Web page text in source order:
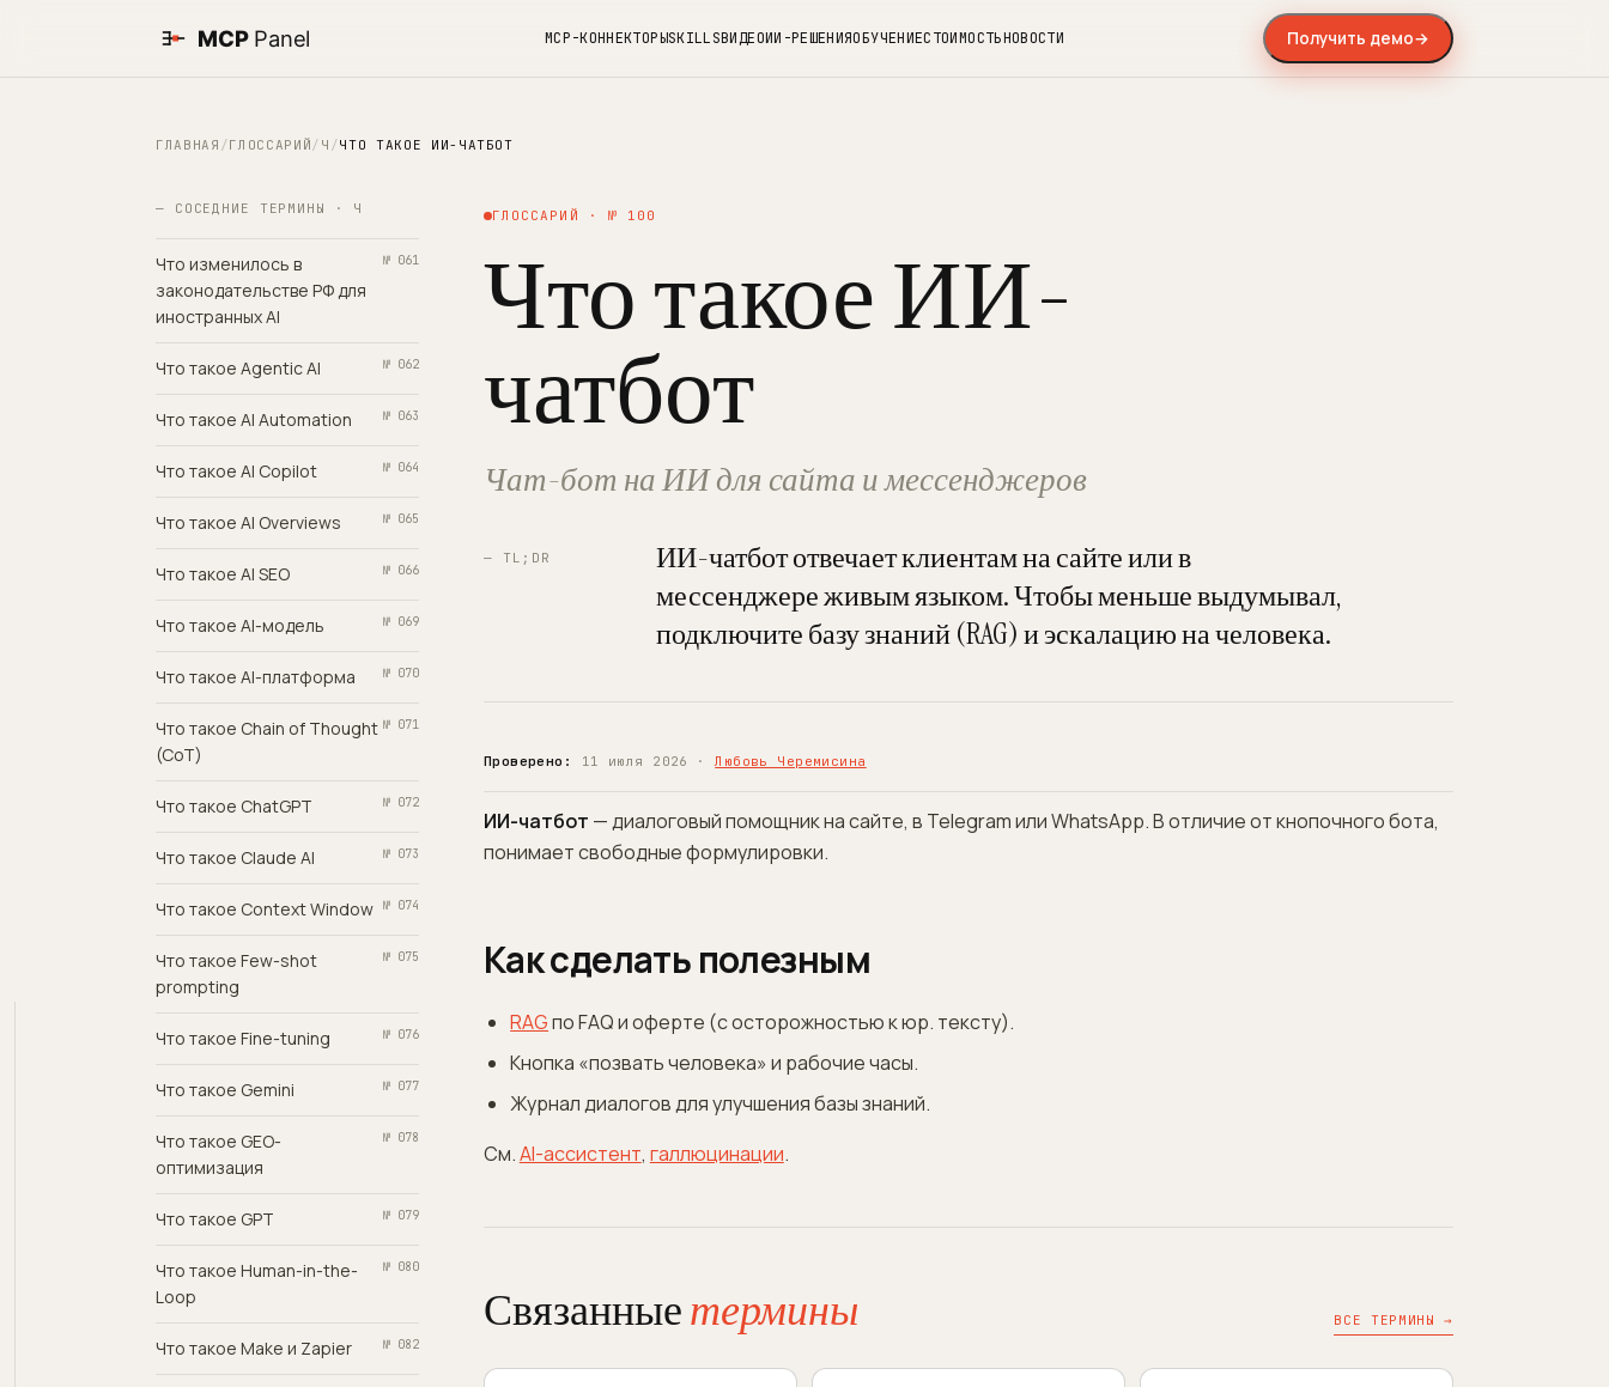
MCP-КОННЕКТОРЫSKILLSВИДЕОИИ-РЕШЕНИЯОБУЧЕНИЕСТОИМОСТЬНОВОСТИ Получить демо→
ГЛАВНАЯ /ГЛОССАРИЙ/ Ч /ЧТО ТАКОЕ ИИ-ЧАТБОТ
— СОСЕДНИЕ ТЕРМИНЫ · Ч
Что изменилось в
законодательстве РФ для
иностранных AI
№ 061
Что такое Agentic AI № 062
Что такое AI Automation № 063
Что такое AI Copilot № 064
Что такое AI Overviews № 065
Что такое AI SEO № 066
Что такое AI-модель № 069
Что такое AI-платформа № 070
Что такое Chain of Thought
(CoT)
№ 071
Что такое ChatGPT № 072
Что такое Claude AI № 073
Что такое Context Window № 074
Что такое Few-shot
prompting
№ 075
Что такое Fine-tuning № 076
Что такое Gemini № 077
Что такое GEO-
оптимизация
№ 078
Что такое GPT № 079
Что такое Human-in-the-
Loop
№ 080
Что такое Make и Zapier № 082
ГЛОССАРИЙ · № 100
Что такое ИИ-
чатбот
Чат-бот на ИИ для сайта и мессенджеров
— TL;DR
ИИ-чатбот отвечает клиентам на сайте или в
мессенджере живым языком. Чтобы меньше выдумывал,
подключите базу знаний (RAG) и эскалацию на человека.
Проверено: 11 июля 2026 ·Любовь Черемисина
ИИ-чатбот — диалоговый помощник на сайте, в Telegram или WhatsApp. В отличие от кнопочного бота,
понимает свободные формулировки.
Как сделать полезным
RAGпо FAQ и оферте (с осторожностью к юр. тексту).
Кнопка «позвать человека» и рабочие часы.
Журнал диалогов для улучшения базы знаний.
См.AI-ассистент, галлюцинации.
Связанныетермины ВСЕ ТЕРМИНЫ →